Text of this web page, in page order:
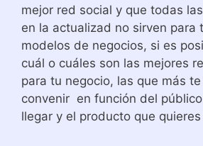
mejor red social y que todas
en la actualizad no sirven para
modelos de negocios, si es
cuál o cuáles son las mejores
para tu negocio, las que más
convenir en función del
llegar y el producto que